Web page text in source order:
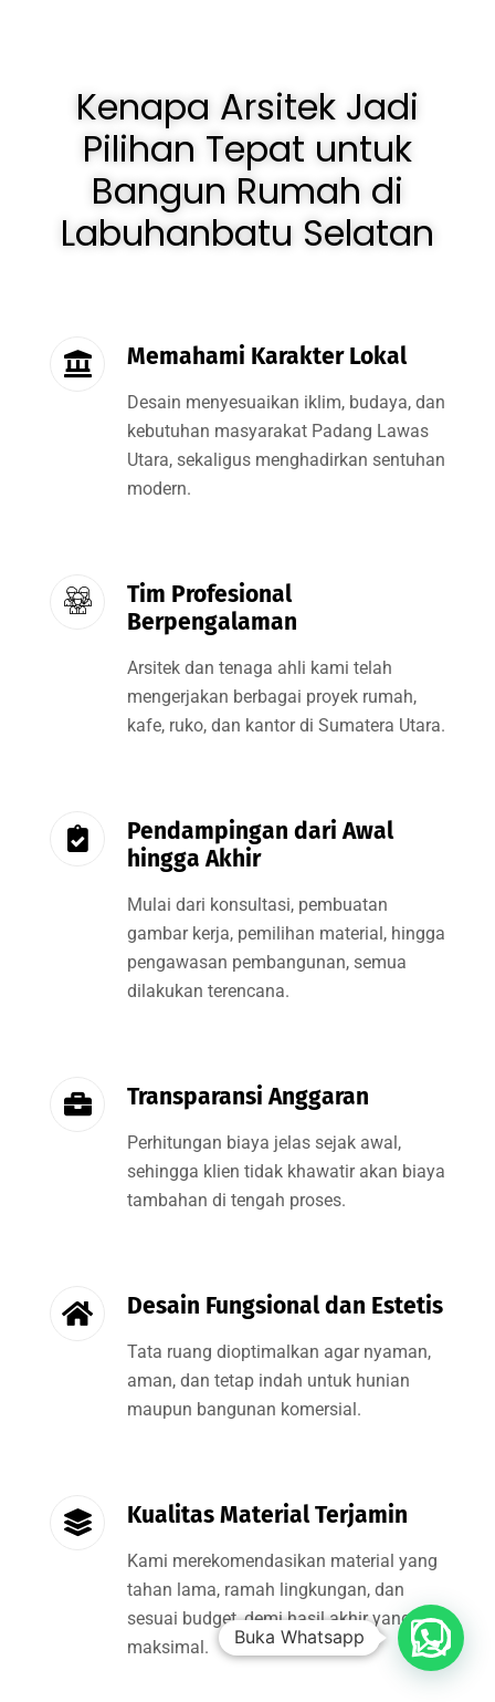
Kenapa Arsitek Jadi
Pilihan Tepat untuk
Bangun Rumah di
Labuhanbatu Selatan
Memahami Karakter Lokal
Desain menyesuaikan iklim, budaya, dan
kebutuhan masyarakat Padang Lawas
Utara, sekaligus menghadirkan sentuhan
modern.
Tim Profesional
Berpengalaman
Arsitek dan tenaga ahli kami telah
mengerjakan berbagai proyek rumah,
kafe, ruko, dan kantor di Sumatera Utara.
Pendampingan dari Awal
hingga Akhir
Mulai dari konsultasi, pembuatan
gambar kerja, pemilihan material, hingga
pengawasan pembangunan, semua
dilakukan terencana.
Transparansi Anggaran
Perhitungan biaya jelas sejak awal,
sehingga klien tidak khawatir akan biaya
tambahan di tengah proses.
Desain Fungsional dan Estetis
Tata ruang dioptimalkan agar nyaman,
aman, dan tetap indah untuk hunian
maupun bangunan komersial.
Kualitas Material Terjamin
Kami merekomendasikan material yang
tahan lama, ramah lingkungan, dan
sesuai budget, demi hasil akhir yang
maksimal.
Buka Whatsapp